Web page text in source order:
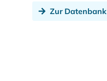
Zur Datenbank